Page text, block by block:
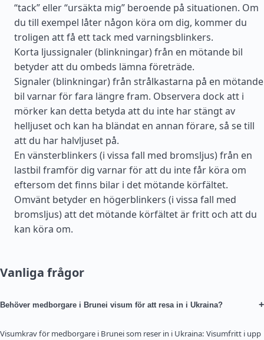
“tack” eller “ursäkta mig” beroende på situationen. Om
du till exempel låter någon köra om dig, kommer du
troligen att få ett tack med varningsblinkers.
Korta ljussignaler (blinkningar) från en mötande bil
betyder att du ombeds lämna företräde.
Signaler (blinkningar) från strålkastarna på en mötande
bil varnar för fara längre fram. Observera dock att i
mörker kan detta betyda att du inte har stängt av
helljuset och kan ha bländat en annan förare, så se till
att du har halvljuset på.
En vänsterblinkers (i vissa fall med bromsljus) från en
lastbil framför dig varnar för att du inte får köra om
eftersom det finns bilar i det mötande körfältet.
Omvänt betyder en högerblinkers (i vissa fall med
bromsljus) att det mötande körfältet är fritt och att du
kan köra om.
Vanliga frågor
Behöver medborgare i Brunei visum för att resa in i Ukraina? +
Visumkrav för medborgare i Brunei som reser in i Ukraina: Visumfritt i upp